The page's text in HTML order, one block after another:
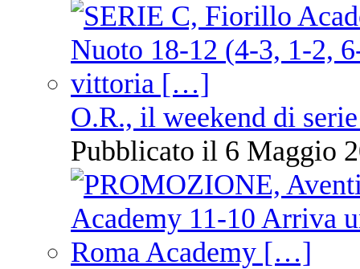
O.R., il weekend di
Pubblicato il 6 Maggio